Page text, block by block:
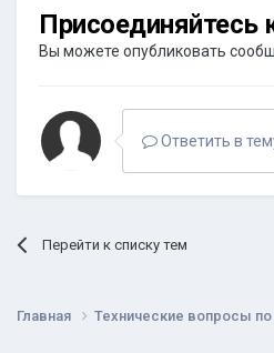
Вы можете опубликовать
Ответить в
Перейти к списку тем
Главная Технические вопросы